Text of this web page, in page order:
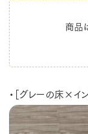
商品
・［グレーの床×イ